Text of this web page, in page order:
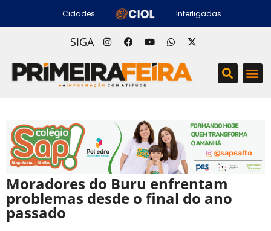
Cidades Interligadas
SIGA
Moradores do Buru enfrentam
problemas desde o final do ano
passado